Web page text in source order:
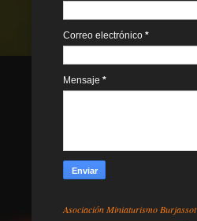
Correo electrónico *
Mensaje *
Asociación Miniaturismo Burjassot